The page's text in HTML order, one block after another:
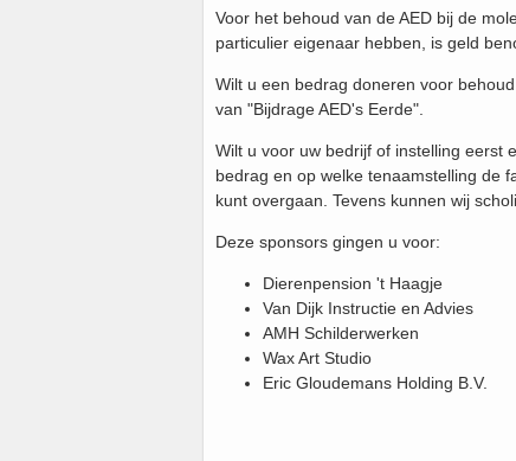
Voor het behoud van de AED bij de
particulier eigenaar hebben, is geld
Wilt u een bedrag doneren voor
van "Bijdrage AED's Eerde".
Wilt u voor uw bedrijf of instelling eerst
bedrag en op welke tenaamstelling de
kunt overgaan. Tevens kunnen wij
Deze sponsors gingen u voor:
Dierenpension 't Haagje
Van Dijk Instructie en Advies
AMH Schilderwerken
Wax Art Studio
Eric Gloudemans Holding B.V.